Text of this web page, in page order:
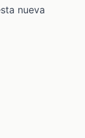
nueva